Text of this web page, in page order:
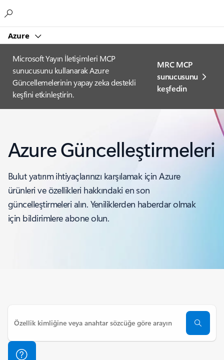
Azure
Microsoft Yayın İletişimleri MCP
sunucusunu kullanarak Azure
Güncellemelerinin yapay zeka destekli
keşfini etkinleştirin.
MRC MCP
sunucusunu
keşfedin
Azure Güncelleştirmeleri
Bulut yatırım ihtiyaçlarınızı karşılamak için Azure
ürünleri ve özellikleri hakkındaki en son
güncelleştirmeleri alın. Yeniliklerden haberdar olmak
için bildirimlere abone olun.